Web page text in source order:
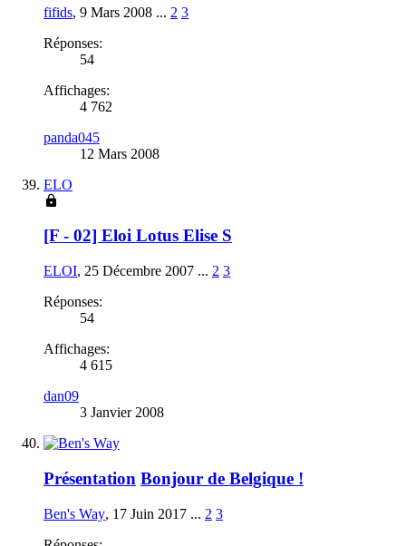
fifids, 9 Mars 2008 ... 2 3
Réponses:
54
Affichages:
4 762
panda045
12 Mars 2008
ELO
[F - 02] Eloi Lotus Elise S
ELOI, 25 Décembre 2007 ... 2 3
Réponses:
54
Affichages:
4 615
dan09
3 Janvier 2008
Présentation Bonjour de Belgique !
Ben's Way, 17 Juin 2017 ... 2 3